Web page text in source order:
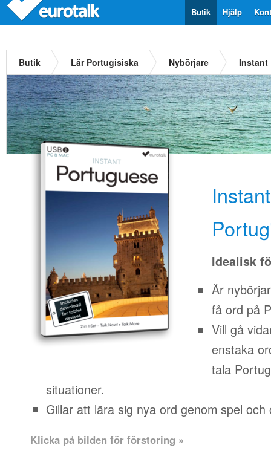
Hjälp
Butik
Butik Lär Portugisiska Nybörjare Instant
Idealisk
Är
få ord på
Vill gå
enstaka
tala
situationer.
Gillar att lära sig nya ord genom spel och
Klicka på bilden för förstoring »